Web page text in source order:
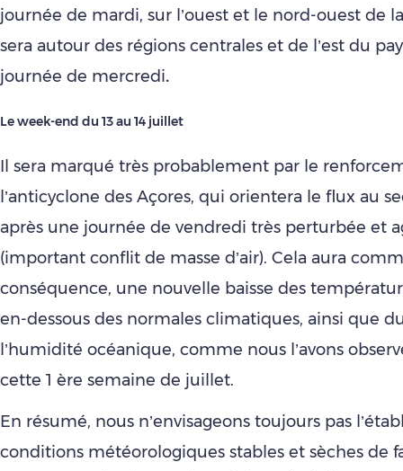
journée de mardi, sur l’ouest et le nord-ouest de
sera autour des régions centrales et de l’est du
journée de mercredi.
Le week-end du 13 au 14 juillet
Il sera marqué très probablement par le
l’anticyclone des Açores, qui orientera le flux au
après une journée de vendredi très perturbée et
(important conflit de masse d’air). Cela aura
conséquence, une nouvelle baisse des
en-dessous des normales climatiques, ainsi que
l’humidité océanique, comme nous l’avons
cette 1 ère semaine de juillet.
En résumé, nous n’envisageons toujours pas
conditions météorologiques stables et sèches de